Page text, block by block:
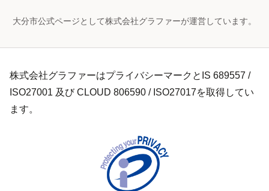
大分市公式ページとして株式会社グラファーが運営しています。
株式会社グラファーはプライバシーマークとIS 689557 /
ISO27001 及び CLOUD 806590 / ISO27017を取得してい
ます。